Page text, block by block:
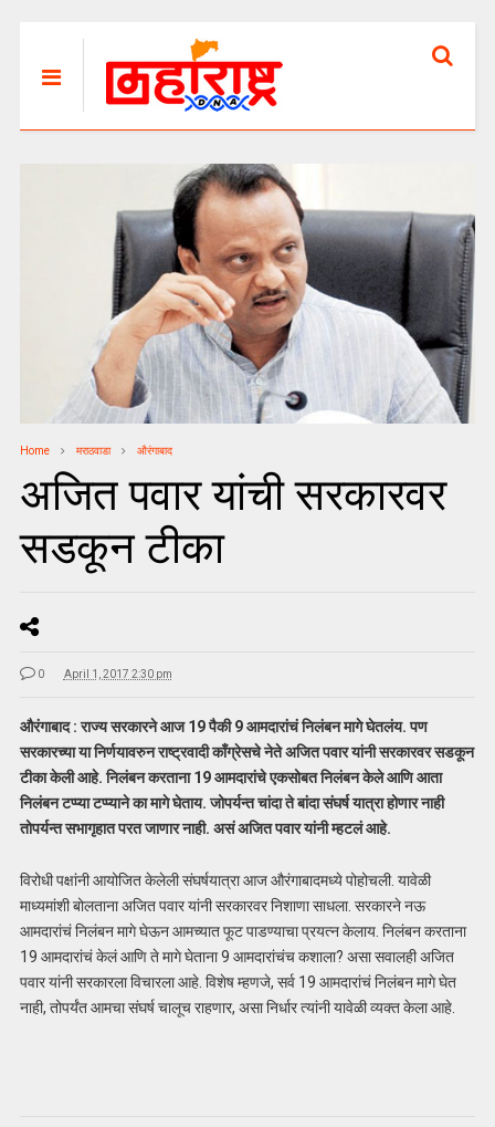
Home मराठवाडा औरंगाबाद
अजित पवार यांची सरकारवर
सडकून टीका
0 April 1, 2017 2:30 pm
औरंगाबाद : राज्य सरकारने आज 19 पैकी 9 आमदारांचं निलंबन मागे घेतलंय. पण
सरकारच्या या निर्णयावरुन राष्ट्रवादी काँग्रेसचे नेते अजित पवार यांनी सरकारवर सडकून
टीका केली आहे. निलंबन करताना 19 आमदारांचे एकसोबत निलंबन केले आणि आता
निलंबन टप्प्या टप्प्याने का मागे घेताय. जोपर्यन्त चांदा ते बांदा संघर्ष यात्रा होणार नाही
तोपर्यन्त सभागृहात परत जाणार नाही. असं अजित पवार यांनी म्हटलं आहे.
विरोधी पक्षांनी आयोजित केलेली संघर्षयात्रा आज औरंगाबादमध्ये पोहोचली. यावेळी
माध्यमांशी बोलताना अजित पवार यांनी सरकारवर निशाणा साधला. सरकारने नऊ
आमदारांचं निलंबन मागे घेऊन आमच्यात फूट पाडण्याचा प्रयत्न केलाय. निलंबन करताना
19 आमदारांचं केलं आणि ते मागे घेताना 9 आमदारांचंच कशाला? असा सवालही अजित
पवार यांनी सरकारला विचारला आहे. विशेष म्हणजे, सर्व 19 आमदारांचं निलंबन मागे घेत
नाही, तोपर्यंत आमचा संघर्ष चालूच राहणार, असा निर्धार त्यांनी यावेळी व्यक्त केला आहे.